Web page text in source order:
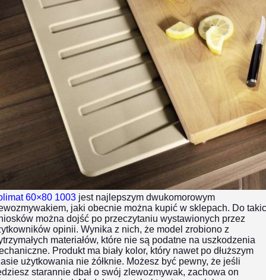
60×80 1003 jest najlepszym dwukomorowym
jaki obecnie można kupić w sklepach. Do
można dojść po przeczytaniu wystawionych przez
opinii. Wynika z nich, że model zrobiono z
materiałów, które nie są podatne na uszkodzenia
Produkt ma biały kolor, który nawet po dłuższym
użytkowania nie żółknie. Możesz być pewny, że jeśli
starannie dbał o swój zlewozmywak, zachowa on